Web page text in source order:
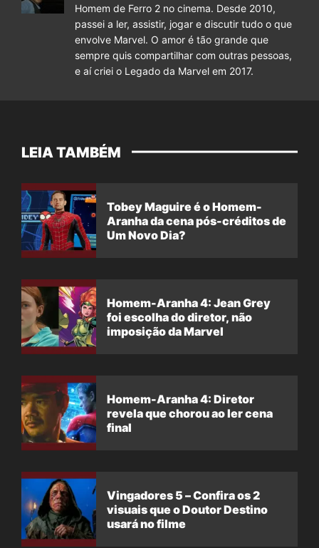
Homem de Ferro 2 no cinema. Desde 2010,
passei a ler, assistir, jogar e discutir tudo o que
envolve Marvel. O amor é tão grande que
sempre quis compartilhar com outras pessoas,
e aí criei o Legado da Marvel em 2017.
LEIA TAMBÉM
Tobey Maguire é o Homem-
Aranha da cena pós-créditos de
Um Novo Dia?
Homem-Aranha 4: Jean Grey
foi escolha do diretor, não
imposição da Marvel
Homem-Aranha 4: Diretor
revela que chorou ao ler cena
final
Vingadores 5 – Confira os 2
visuais que o Doutor Destino
usará no filme